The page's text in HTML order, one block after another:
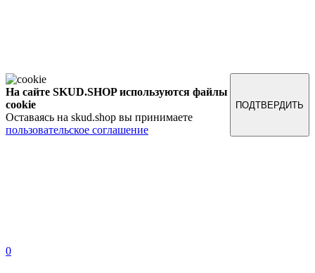
На сайте SKUD.SHOP используются файлы
cookie
Оставаясь на skud.shop вы принимаете
пользовательское соглашение
ПОДТВЕРДИТЬ
0